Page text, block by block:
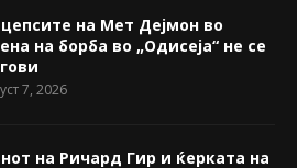
на Мет Дејмон во
на борба во „Одисеја“ не се
7, 2026
на Ричард Гир и ќерката на